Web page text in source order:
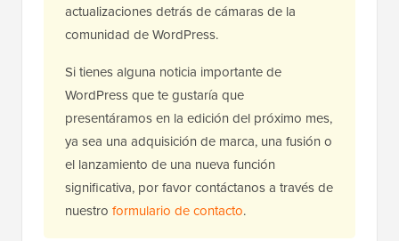
actualizaciones detrás de cámaras de la
comunidad de WordPress.
Si tienes alguna noticia importante de
WordPress que te gustaría que
presentáramos en la edición del próximo mes,
ya sea una adquisición de marca, una fusión o
el lanzamiento de una nueva función
significativa, por favor contáctanos a través de
nuestro formulario de contacto.